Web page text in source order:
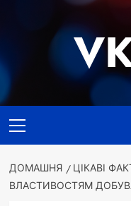
меню
ДОМАШНЯ ЦІКАВІ
ВЛАСТИВОСТЯМ